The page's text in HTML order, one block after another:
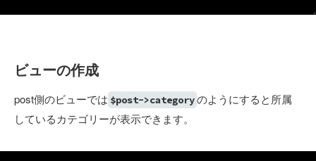
ビューの作成
post側のビューでは $post->categoryのようにすると所属
しているカテゴリーが表示できます。